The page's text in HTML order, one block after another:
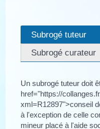
Subrogé tuteur
Subrogé curateur
Un subrogé tuteur doit
href="https://
xml=R12897">conseil
à l'exception de celle
mineur placé à l'aide